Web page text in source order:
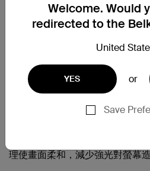
Welcome. Would
redirected to the
United
YES or
Save
需要更多協助嗎？ 請造訪完整的
理使畫面柔和，減少強光對螢幕